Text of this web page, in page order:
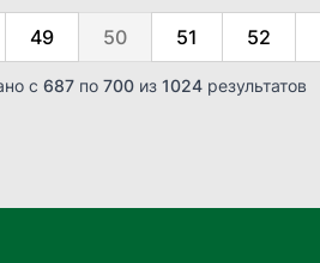
49 50 51 52
с 687по 700из 1024результатов